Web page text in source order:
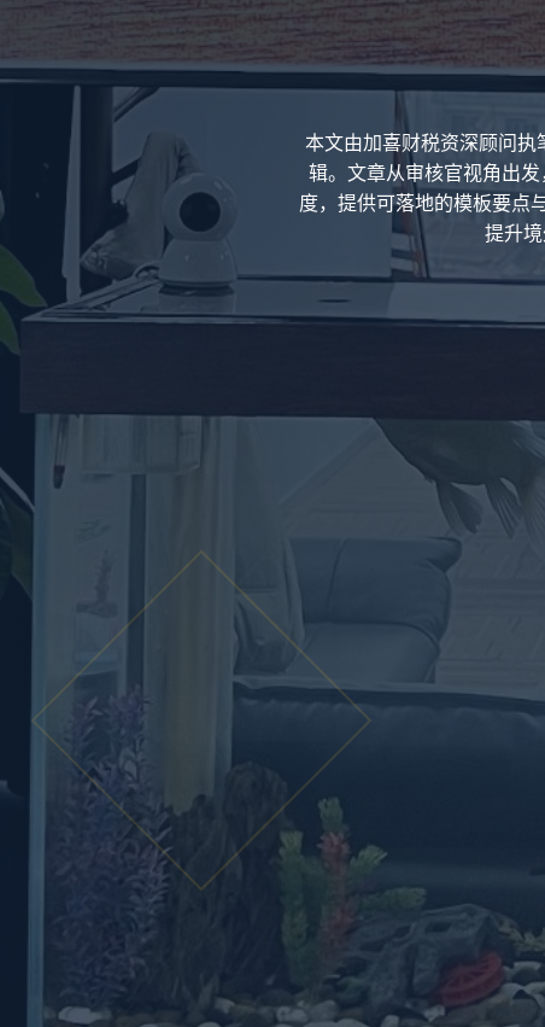
本文由加喜财税资深顾问
辑。文章从审核官视角出
度，提供可落地的模板要点
提升